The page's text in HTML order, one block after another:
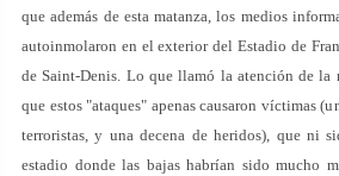
que además de esta matanza, los medios
autoinmolaron en el exterior del Estadio de
de Saint-Denis. Lo que llamó la atención de la
que estos "ataques" apenas causaron víctimas
terroristas, y una decena de heridos), que ni
estadio donde las bajas habrían sido mucho